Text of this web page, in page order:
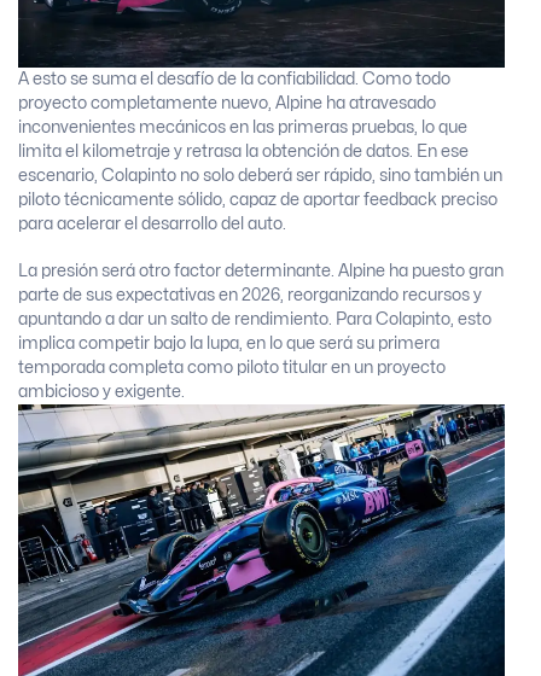
A esto se suma el desafío de la confiabilidad. Como todo
proyecto completamente nuevo, Alpine ha atravesado
inconvenientes mecánicos en las primeras pruebas, lo que
limita el kilometraje y retrasa la obtención de datos. En ese
escenario, Colapinto no solo deberá ser rápido, sino también un
piloto técnicamente sólido, capaz de aportar feedback preciso
para acelerar el desarrollo del auto.
La presión será otro factor determinante. Alpine ha puesto gran
parte de sus expectativas en 2026, reorganizando recursos y
apuntando a dar un salto de rendimiento. Para Colapinto, esto
implica competir bajo la lupa, en lo que será su primera
temporada completa como piloto titular en un proyecto
ambicioso y exigente.